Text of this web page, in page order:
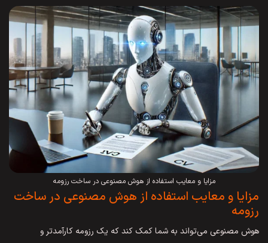
مزایا و معایب استفاده از هوش مصنوعی در ساخت رزومه
مزایا و معایب استفاده از هوش مصنوعی در ساخت
رزومه
هوش مصنوعی می‌تواند به شما کمک کند که یک رزومه کارآمدتر و